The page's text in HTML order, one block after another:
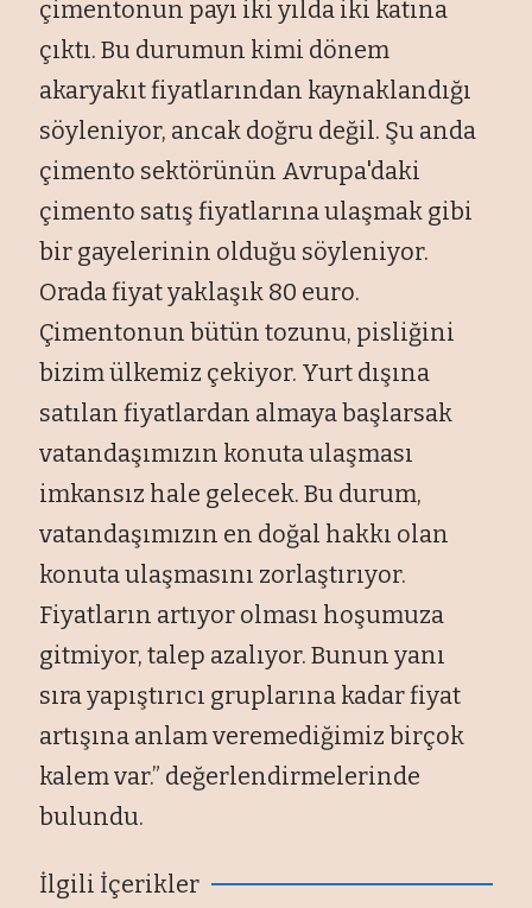
çimentonun payı iki yılda iki katına
çıktı. Bu durumun kimi dönem
akaryakıt fiyatlarından kaynaklandığı
söyleniyor, ancak doğru değil. Şu anda
çimento sektörünün Avrupa'daki
çimento satış fiyatlarına ulaşmak gibi
bir gayelerinin olduğu söyleniyor.
Orada fiyat yaklaşık 80 euro.
Çimentonun bütün tozunu, pisliğini
bizim ülkemiz çekiyor. Yurt dışına
satılan fiyatlardan almaya başlarsak
vatandaşımızın konuta ulaşması
imkansız hale gelecek. Bu durum,
vatandaşımızın en doğal hakkı olan
konuta ulaşmasını zorlaştırıyor.
Fiyatların artıyor olması hoşumuza
gitmiyor, talep azalıyor. Bunun yanı
sıra yapıştırıcı gruplarına kadar fiyat
artışına anlam veremediğimiz birçok
kalem var.” değerlendirmelerinde
bulundu.
İlgili İçerikler